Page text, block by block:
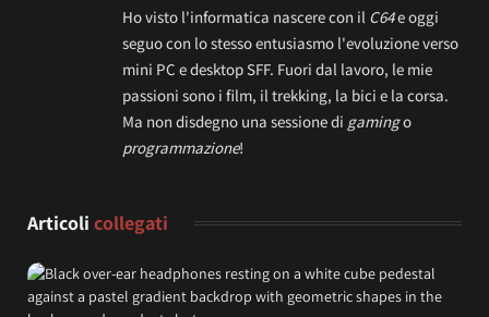
Ho visto l'informatica nascere con il C64e oggi
seguo con lo stesso entusiasmo l'evoluzione verso
mini PC e desktop SFF. Fuori dal lavoro, le mie
passioni sono i film, il trekking, la bici e la corsa.
Ma non disdegno una sessione di gamingo
programmazione!
Articoli collegati